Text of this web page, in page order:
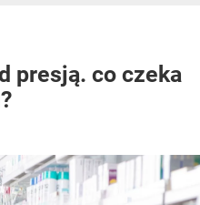
presją. co czeka